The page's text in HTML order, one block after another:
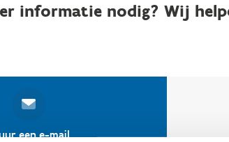
informatie nodig? Wij
een e-mail